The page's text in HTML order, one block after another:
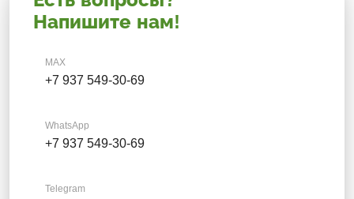
Напишите нам!
MAX
+7 937 549-30-69
WhatsApp
+7 937 549-30-69
Telegram